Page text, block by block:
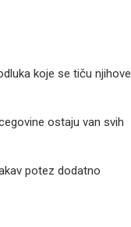
koje se tiču njihove
ostaju van svih
potez dodatno